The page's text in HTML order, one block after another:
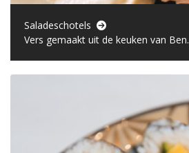
Saladeschotels
Vers gemaakt uit de keuken van Ben.